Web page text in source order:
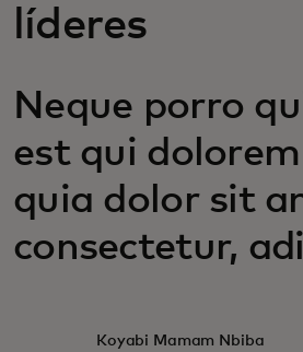
líderes
Neque porro
est qui
quia dolor sit
consectetur,
Koyabi Mamam Nbiba